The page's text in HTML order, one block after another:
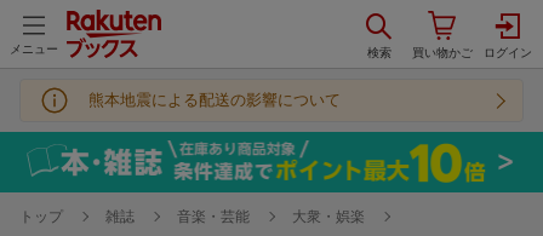
メニュー
熊本地震による配送の影響について
トップ 雑誌 音楽・芸能 大衆・娯楽